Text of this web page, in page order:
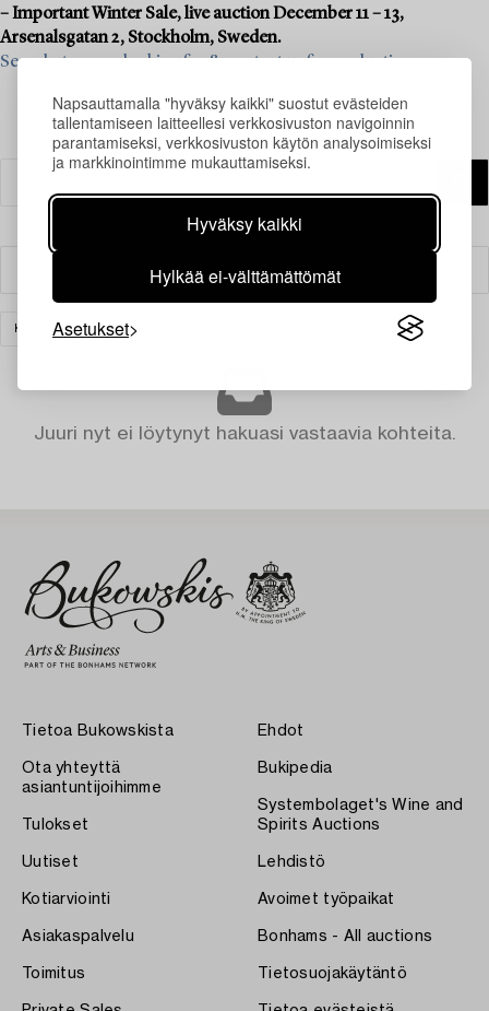
Napsauttamalla "hyväksy kaikki" suostut evästeiden
tallentamiseen laitteellesi verkkosivuston navigoinnin
parantamiseksi, verkkosivuston käytön analysoimiseksi
ja markkinointimme mukauttamiseksi.
Hyväksy kaikki
Hylkää ei-välttämättömät
Asetukset
– Important Winter Sale, live auction December 11 – 13,
Arsenalsgatan 2, Stockholm, Sweden.
See what we are looking for & contact us for a valuation>
Suodatin
KORUT MUUT
Juuri nyt ei löytynyt hakuasi vastaavia kohteita.
Tietoa Bukowskista
Ota yhteyttä
asiantuntijoihimme
Tulokset
Uutiset
Kotiarviointi
Asiakaspalvelu
Toimitus
Ehdot
Bukipedia
Systembolaget's Wine and
Spirits Auctions
Lehdistö
Avoimet työpaikat
Bonhams - All auctions
Tietosuojakäytäntö